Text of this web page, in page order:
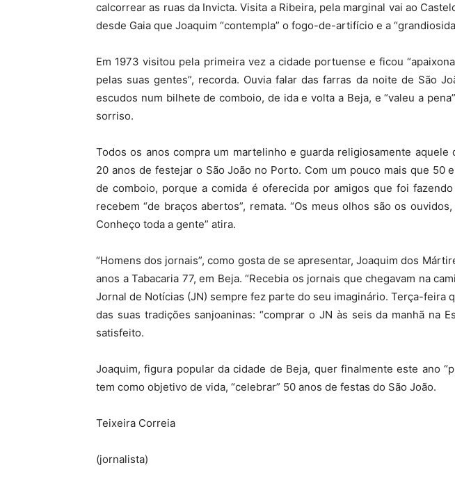
calcorrear as ruas da Invicta. Visita a Ribeira, pela marginal vai ao
desde Gaia que Joaquim “contempla” o fogo-de-artifício e a
Em 1973 visitou pela primeira vez a cidade portuense e ficou
pelas suas gentes”, recorda. Ouvia falar das farras da noite de São
escudos num bilhete de comboio, de ida e volta a Beja, e “valeu a
sorriso.
Todos os anos compra um martelinho e guarda religiosamente aquele
20 anos de festejar o São João no Porto. Com um pouco mais que 50
de comboio, porque a comida é oferecida por amigos que foi
recebem “de braços abertos”, remata. “Os meus olhos são os
Conheço toda a gente” atira.
“Homens dos jornais”, como gosta de se apresentar, Joaquim dos
anos a Tabacaria 77, em Beja. “Recebia os jornais que chegavam na
Jornal de Notícias (JN) sempre fez parte do seu imaginário. Terça-feira
das suas tradições sanjoaninas: “comprar o JN às seis da manhã na
satisfeito.
Joaquim, figura popular da cidade de Beja, quer finalmente este ano
tem como objetivo de vida, “celebrar” 50 anos de festas do São João.
Teixeira Correia
(jornalista)